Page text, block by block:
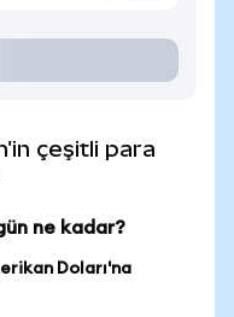
çeşitli para
ne kadar?
Doları'na